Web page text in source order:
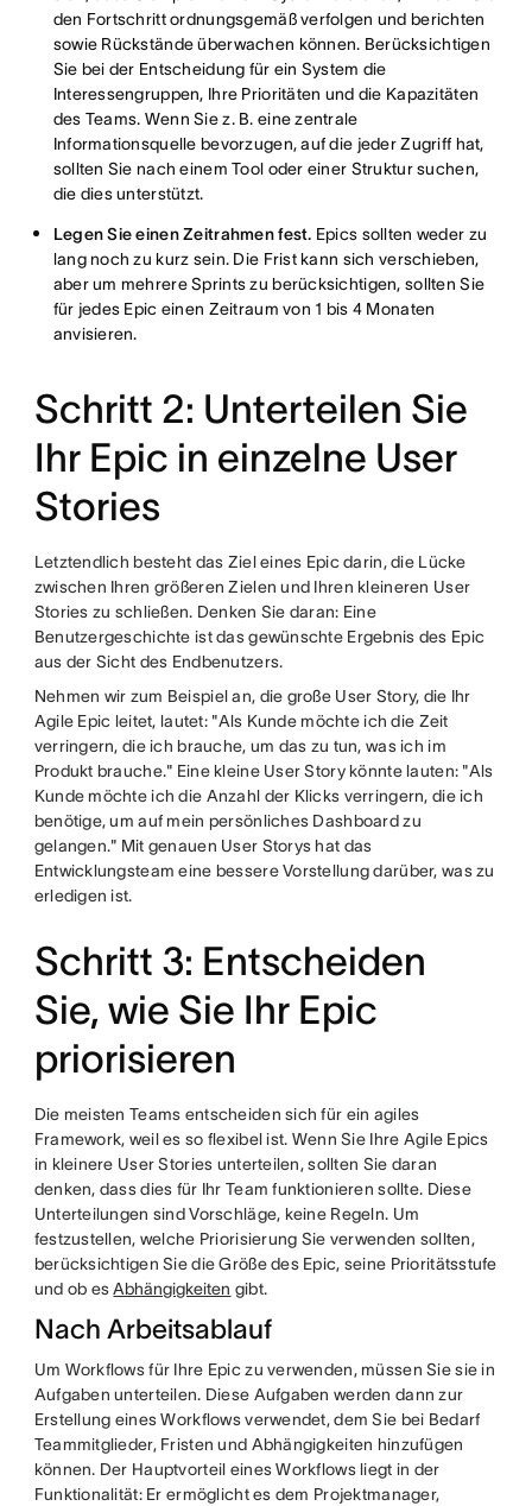
den Fortschritt ordnungsgemäß verfolgen und berichten
sowie Rückstände überwachen können. Berücksichtigen
Sie bei der Entscheidung für ein System die
Interessengruppen, Ihre Prioritäten und die Kapazitäten
des Teams. Wenn Sie z. B. eine zentrale
Informationsquelle bevorzugen, auf die jeder Zugriff hat,
sollten Sie nach einem Tool oder einer Struktur suchen,
die dies unterstützt.
Legen Sie einen Zeitrahmen fest. Epics sollten weder zu
lang noch zu kurz sein. Die Frist kann sich verschieben,
aber um mehrere Sprints zu berücksichtigen, sollten Sie
für jedes Epic einen Zeitraum von 1 bis 4 Monaten
anvisieren.
Schritt 2: Unterteilen Sie
Ihr Epic in einzelne User
Stories
Letztendlich besteht das Ziel eines Epic darin, die Lücke
zwischen Ihren größeren Zielen und Ihren kleineren User
Stories zu schließen. Denken Sie daran: Eine
Benutzergeschichte ist das gewünschte Ergebnis des Epic
aus der Sicht des Endbenutzers.
Nehmen wir zum Beispiel an, die große User Story, die Ihr
Agile Epic leitet, lautet: "Als Kunde möchte ich die Zeit
verringern, die ich brauche, um das zu tun, was ich im
Produkt brauche." Eine kleine User Story könnte lauten: "Als
Kunde möchte ich die Anzahl der Klicks verringern, die ich
benötige, um auf mein persönliches Dashboard zu
gelangen." Mit genauen User Storys hat das
Entwicklungsteam eine bessere Vorstellung darüber, was zu
erledigen ist.
Schritt 3: Entscheiden
Sie, wie Sie Ihr Epic
priorisieren
Die meisten Teams entscheiden sich für ein agiles
Framework, weil es so flexibel ist. Wenn Sie Ihre Agile Epics
in kleinere User Stories unterteilen, sollten Sie daran
denken, dass dies für Ihr Team funktionieren sollte. Diese
Unterteilungen sind Vorschläge, keine Regeln. Um
festzustellen, welche Priorisierung Sie verwenden sollten,
berücksichtigen Sie die Größe des Epic, seine Prioritätsstufe
und ob esAbhängigkeiten gibt.
Nach Arbeitsablauf
Um Workflows für Ihre Epic zu verwenden, müssen Sie sie in
Aufgaben unterteilen. Diese Aufgaben werden dann zur
Erstellung eines Workflows verwendet, dem Sie bei Bedarf
Teammitglieder, Fristen und Abhängigkeiten hinzufügen
können. Der Hauptvorteil eines Workflows liegt in der
Funktionalität: Er ermöglicht es dem Projektmanager,